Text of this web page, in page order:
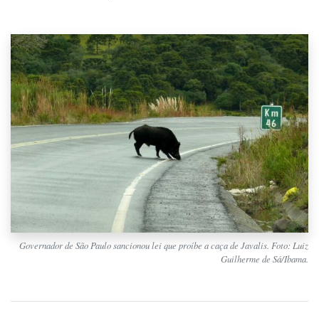
Governador de São Paulo sancionou lei que proíbe a caça de Javalis. Foto: Luiz
Guilherme de Sá/Ibama.